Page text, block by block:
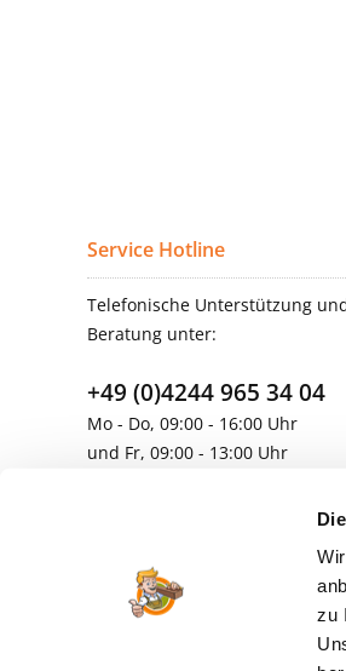
zu
Service Hotline
Telefonische Unterstützung
Beratung unter:
+49 (0)4244 965 34 04
Mo - Do, 09:00 - 16:00 Uhr
und Fr, 09:00 - 13:00 Uhr